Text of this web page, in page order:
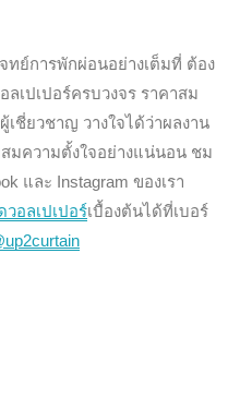
ย์การพักผ่อนอย่างเต็มที่ ต้อง
ลเปเปอร์ครบวงจร ราคาสม
ชี่ยวชาญ วางใจได้ว่าผลงาน
มความตั้งใจอย่างแน่นอน ชม
และ Instagram ของเรา
วอลเปเปอร์เบื้องต้นได้ที่เบอร์